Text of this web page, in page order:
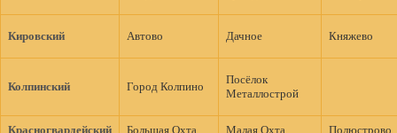
Кировский Автово Дачное Княжево
Колпинский Город Колпино
Посёлок
Металлострой
Красногвардейский Большая Охта Малая Охта Полюстрово